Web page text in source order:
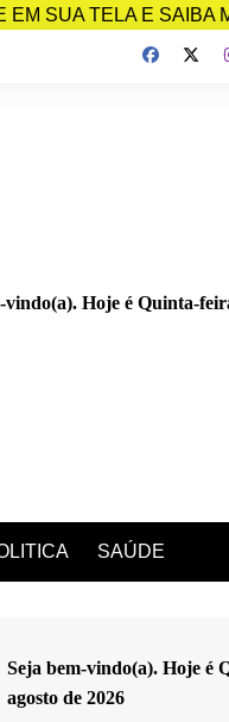
SUA TELA E SAIBA
vindo(a). Hoje é Quinta-
SAÚDE
Seja bem-vindo(a). Hoje é
agosto de 2026